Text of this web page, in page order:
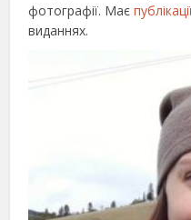
фотографії. Має
виданнях.